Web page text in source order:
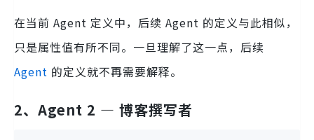
在当前 Agent 定义中，后续 Agent 的定义与此相似，
只是属性值有所不同。一旦理解了这一点，后续
Agent 的定义就不再需要解释。
2、Agent 2 — 博客撰写者